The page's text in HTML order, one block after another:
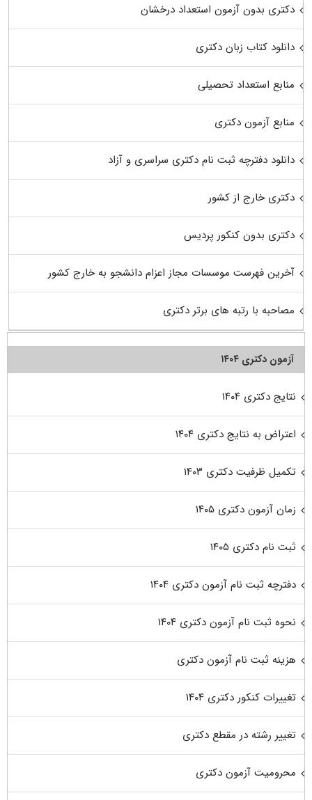
دکتری بدون آزمون استعداد درخشان
دانلود کتاب زبان دکتری
منابع استعداد تحصیلی
منابع آزمون دکتری
دانلود دفترچه ثبت نام دکتری سراسری و آزاد
دکتری خارج از کشور
دکتری بدون کنکور پردیس
آخرین فهرست موسسات مجاز اعزام دانشجو به خارج کشور
مصاحبه با رتبه های برتر دکتری
آزمون دکتری ۱۴۰۴
نتایج دکتری ۱۴۰۴
اعتراض به نتایج دکتری ۱۴۰۴
تکمیل ظرفیت دکتری ۱۴۰۳
زمان آزمون دکتری ۱۴۰۵
ثبت نام دکتری ۱۴۰۵
دفترچه ثبت نام آزمون دکتری ۱۴۰۴
نحوه ثبت نام آزمون دکتری ۱۴۰۴
هزینه ثبت نام آزمون دکتری
تغییرات کنکور دکتری ۱۴۰۴
تغییر رشته در مقطع دکتری
محرومیت آزمون دکتری